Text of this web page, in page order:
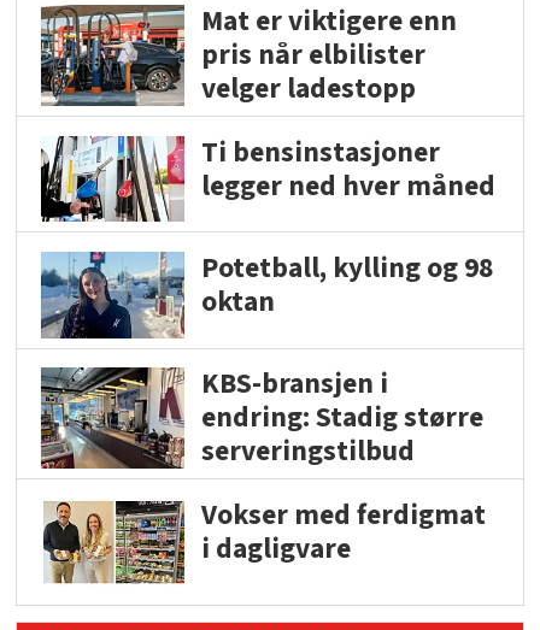
Mat er viktigere enn
pris når elbilister
velger ladestopp
Ti bensinstasjoner
legger ned hver måned
Potetball, kylling og 98
oktan
KBS-bransjen i
endring: Stadig større
serveringstilbud
Vokser med ferdigmat
i dagligvare